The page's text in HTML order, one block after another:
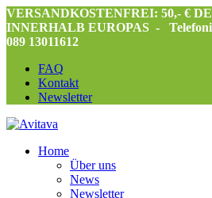
VERSANDKOSTENFREI: 50,- €
INNERHALB EUROPAS -
089 13011612
FAQ
Kontakt
Newsletter
Home
Über uns
News
Newsletter